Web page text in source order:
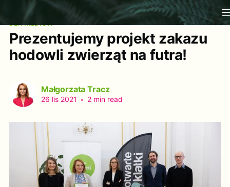
Prezentujemy projekt zakazu
hodowli zwierząt na futra!
Małgorzata Tracz
26 lis 2021 • 2 min read